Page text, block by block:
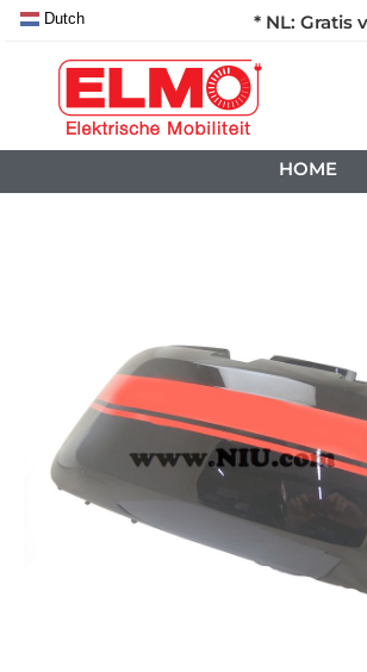
* NL: Gratis
Dutch
HOME